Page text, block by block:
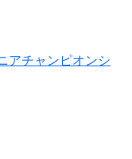
アチャンピオンシ